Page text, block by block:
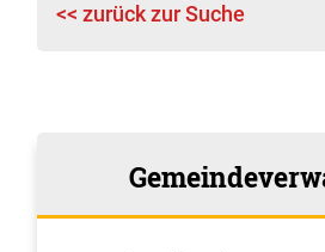
<< zurück zur Suche